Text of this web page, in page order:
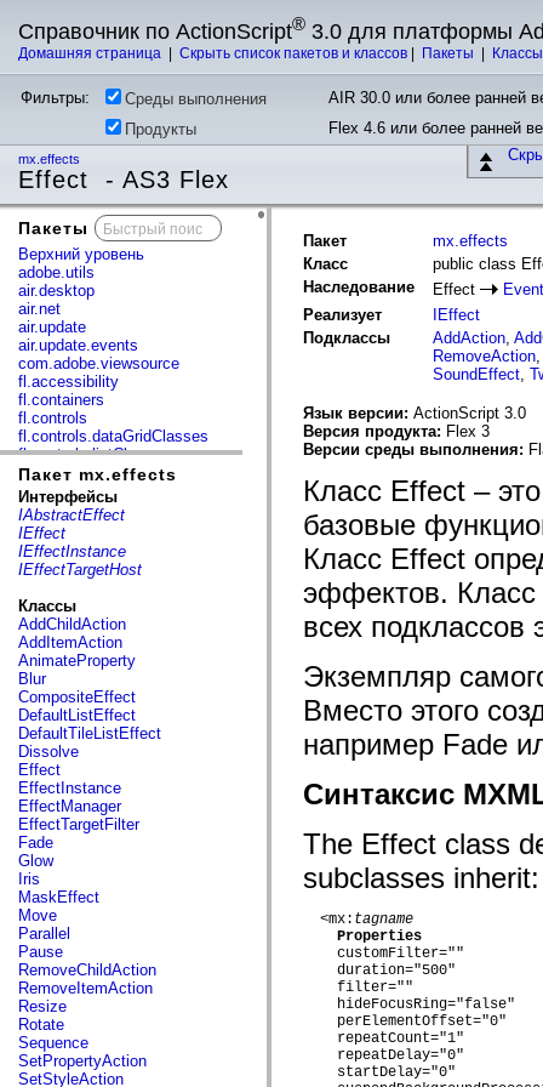
Справочник по ActionScript® 3.0 для платформы
Домашняя страница Скрыть список пакетов и классов Пакеты
Фильтры: Среды выполнения
AIR 30.0 или более ранней
Продукты
Flex 4.6 или более ранней
mx.effects
Effect - AS3 Flex
Пакеты
Верхний уровень
adobe.utils
air.desktop
air.net
air.update
air.update.events
com.adobe.viewsource
fl.accessibility
fl.containers
fl.controls
fl.controls.dataGridClasses
fl.controls.listClasses
fl.controls.progressBarClasses
fl.core
fl.data
fl.display
fl.events
fl.ik
fl.livepreview
fl.managers
fl.motion
fl.motion.easing
fl.rsl
fl.text
fl.transitions
fl.transitions.easing
fl.video
flash.accessibility
flash.concurrent
flash.crypto
flash.data
flash.desktop
flash.display
flash.display3D
flash.display3D.textures
flash.errors
flash.events
flash.external
flash.filesystem
flash.filters
flash.geom
flash.globalization
flash.html
flash.media
flash.net
Пакет mx.effects
Интерфейсы
IAbstractEffect
IEffect
IEffectInstance
IEffectTargetHost
Классы
AddChildAction
AddItemAction
AnimateProperty
Blur
CompositeEffect
DefaultListEffect
DefaultTileListEffect
Dissolve
Effect
EffectInstance
EffectManager
EffectTargetFilter
Fade
Glow
Iris
MaskEffect
Move
Parallel
Pause
RemoveChildAction
RemoveItemAction
Resize
Rotate
Sequence
SetPropertyAction
SetStyleAction
Пакет
mx.effects
Класс
public class
Наследование
Effect
Реализует
IEffect
Подклассы
AddAction,
RemoveAction
SoundEffect,
Язык версии: ActionScript 3.0
Версия продукта: Flex 3
Версии среды выполнения:
Класс Effect –
базовые
Класс Effect
эффектов. Класс
всех
Экземпляр
Вместо этого
например Fade
Синтаксис
The Effect class
subclasses inherit:
  <mx:
tagname
Properties
    customFilter=""
    duration="500"
    filter=""
    hideFocusRing="false"
    perElementOffset="0"
    repeatCount="1"
    repeatDelay="0"
    startDelay="0"